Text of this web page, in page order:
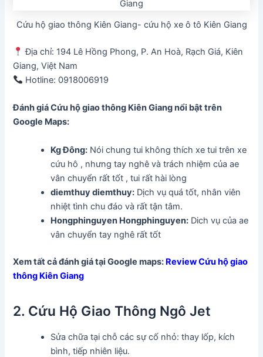
Cứu hộ giao thông Kiên Giang- cứu hộ xe ô tô Kiên Giang
Địa chỉ: 194 Lê Hồng Phong, P. An Hoà, Rạch Giá, Kiên
Giang, Việt Nam
Hotline: 0918006919
Đánh giá Cứu hộ giao thông Kiên Giangnổi bật trên
Google Maps:
Kg Đông: Nói chung tui không thích xe tui trên xe
cứu hô , nhưng tay nghê và trách nhiệm của ae
vân chuyển rất tốt , tui rất hài lòng
diemthuy diemthuy: Dịch vụ quá tốt, nhân viên
nhiệt tình chu đáo và rất tận tâm.
Hongphinguyen Hongphinguyen: Dich vụ của ae
vân chuyển tay nghê rất tốt
Xem tất cả đánh giá tại Google maps: Review Cứu hộ giao
thông Kiên Giang
2. Cứu Hộ Giao Thông Ngô Jet
Sửa chữa tại chỗ các sự cố nhỏ: thay lốp, kích
bình, tiếp nhiên liệu.